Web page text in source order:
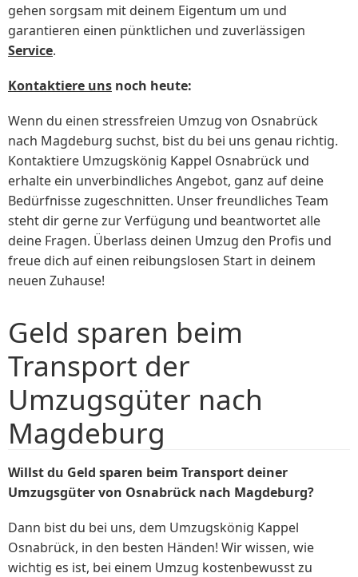
gehen sorgsam mit deinem Eigentum um und
garantieren einen pünktlichen und zuverlässigen
Service.
Kontaktiere uns noch heute:
Wenn du einen stressfreien Umzug von Osnabrück
nach Magdeburg suchst, bist du bei uns genau richtig.
Kontaktiere Umzugskönig Kappel Osnabrück und
erhalte ein unverbindliches Angebot, ganz auf deine
Bedürfnisse zugeschnitten. Unser freundliches Team
steht dir gerne zur Verfügung und beantwortet alle
deine Fragen. Überlass deinen Umzug den Profis und
freue dich auf einen reibungslosen Start in deinem
neuen Zuhause!
Geld sparen beim
Transport der
Umzugsgüter nach
Magdeburg
Willst du Geld sparen beim Transport deiner
Umzugsgüter von Osnabrück nach Magdeburg?
Dann bist du bei uns, dem Umzugskönig Kappel
Osnabrück, in den besten Händen! Wir wissen, wie
wichtig es ist, bei einem Umzug kostenbewusst zu